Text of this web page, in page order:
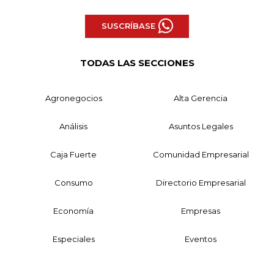
SUSCRÍBASE
TODAS LAS SECCIONES
Agronegocios Alta Gerencia
Análisis Asuntos Legales
Caja Fuerte Comunidad Empresarial
Consumo Directorio Empresarial
Economía Empresas
Especiales Eventos